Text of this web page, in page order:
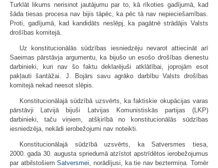
Turklāt likums nerisinot jautājumu par to, kā rīkoties gadījumā, kad
šāda tiesas procesa nav bijis tāpēc, ka pēc tā nav nepieciešamības.
Proti, gadījumā, kad kandidāts neslēpj, ka pagātnē strādājis Valsts
drošības komitejā.
Uz konstitucionālās sūdzības iesniedzēju nevarot attiecināt arī
Saeimas pārstāvja argumentu, ka bijušo un esošo drošības dienestu
darbinieki, kuri nav šo faktu deklarējuši atklātībai, joprojām esot
pakļauti šantāžai. J. Bojārs savu agrāko darbību Valsts drošības
komitejā nekad neesot slēpis.
Konstitucionālajā sūdzībā uzsvērts, ka faktiskie okupācijas varas
pārstāvji Latvijā bijuši Latvijas Komunistiskās partijas (LKP)
darbinieki, taču viņiem, atšķirībā no konstitucionālās sūdzības
iesniedzēja, nekādi ierobežojumi nav noteikti.
Konstitucionālajā sūdzībā uzsvērts, ka Satversmes tiesa,
2000. gada 30. augusta spriedumā atzīstot apstrīdētos ierobežojumus
par atbilstošiemSatversmei, norādījusi, ka tie nav beztermiņa. Tomēr